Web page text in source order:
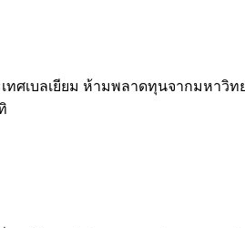
ยียม ห้ามพลาดทุนจากมหาวิทยาลั